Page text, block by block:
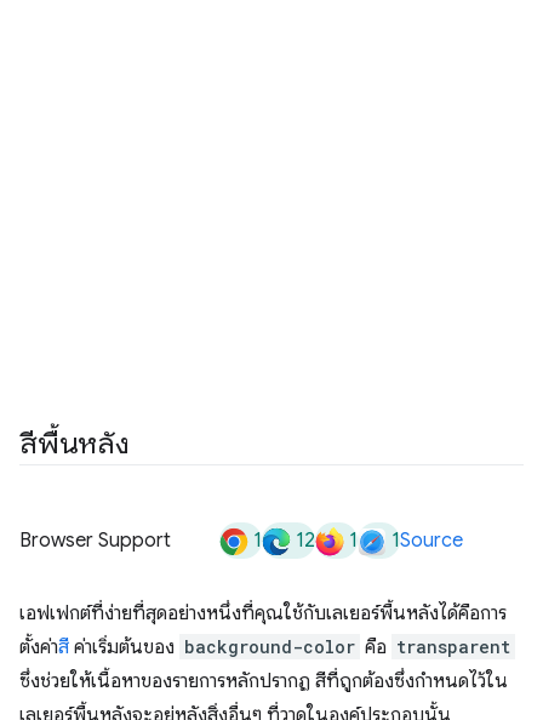
สีพื้นหลัง
Browser Support 1 12 1 1Source
เอฟเฟกต์ที่ง่ายที่สุดอย่างหนึ่งที่คุณใช้กับเลเยอร์พื้นหลังได้คือการ
ตั้งค่าสี ค่าเริ่มต้นของ background-color คือ transparent
ซึ่งช่วยให้เนื้อหาของรายการหลักปรากฏ สีที่ถูกต้องซึ่งกำหนดไว้ใน
เลเยอร์พื้นหลังจะอยู่หลังสิ่งอื่นๆ ที่วาดในองค์ประกอบนั้น